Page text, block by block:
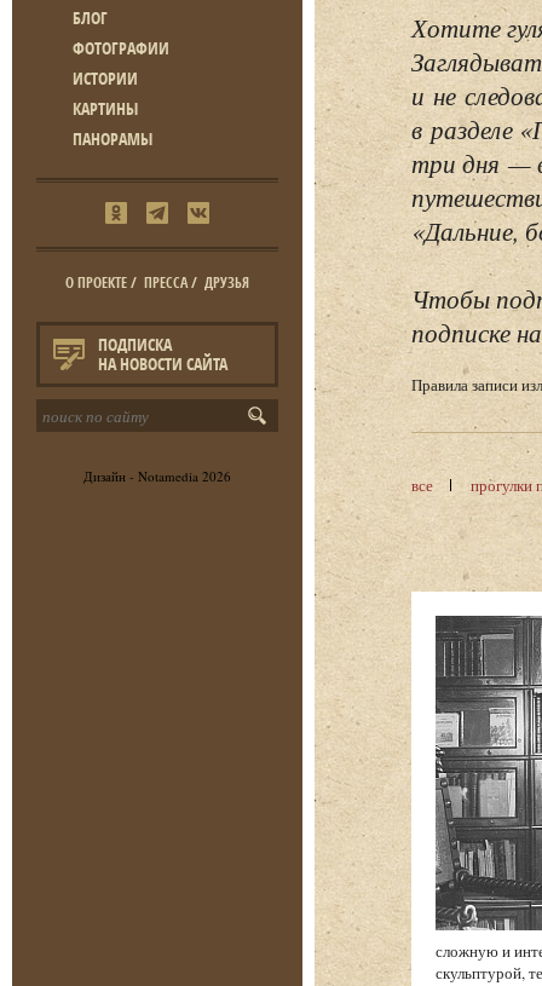
БЛОГ
ФОТОГРАФИИ
ИСТОРИИ
КАРТИНЫ
ПАНОРАМЫ
О ПРОЕКТЕ/ ПРЕССА/ ДРУЗЬЯ
ПОДПИСКА
НА НОВОСТИ САЙТА
Дизайн - Notamedia 2026
Хотите
и не
в разделе
три дня —
«Дальние,
Чтобы
подписке
Правила записи
все прогулки
сложную и
скульптурой,